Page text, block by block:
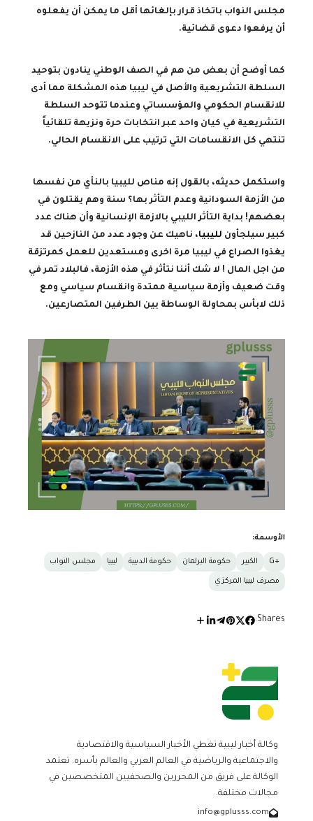
مجلس النواب باتخاذ قرار بإلغائها أقل ما يمكن أن يفعلوه
أن يرفعوا دعوى قضائية.
كما أوضح أن بعض من هم في الصف الوطني ينادون بتوحيد
السلطة التشريعية والأصل في ليبيا هذه المشكلة مما أدى
للانقسام الحكومي والمؤسساتي وعندما تتوحد السلطة
التشريعية في كيان واحد عبر انتخابات حرة ونزيهة تلقائياً
تنتهي كل الانقسامات التي ترتيب على الانقسام الحالي.
واستكمل حديثه، بالقول إنه مناص لليبيا بالنأي من نفسها
من الأزمة السودانية وعدم التأثر بها؟ سنة وهم يقتلون في
بعضهم! بداية التأثر الليبي بالازمة الإنسانية وأن هناك عدد
كبير سيلجأون لليبيا، ناهيك عن وجود عدد من النازحين قد
يغذوا الصراع في ليبيا مرة اخرى ومستعدين للعمل كمرتزقة
من اجل المال ! لا شك أننا نتأثر في هذه الأزمة، فالبلاد تمر في
وقت ضعيف وأزمة سياسية ممتدة وانقسام سياسي ومع
ذلك لابأس بمحاولة الوساطة بين الطرفين المتصارعين.
الأوسمة:
+G الكبير حكومة البرلمان حكومة الدبيبة ليبيا مجلس النواب
مصرف ليبيا المركزي
Shares:
وكالة أخبار ليبية تغطي الأخبار السياسية والاقتصادية
والاجتماعية والرياضية في العالم العربي والعالم بأسره. تعتمد
الوكالة على فريق من المحررين والصحفيين المتخصصين في
مجالات مختلفة.
info@gplusss.com